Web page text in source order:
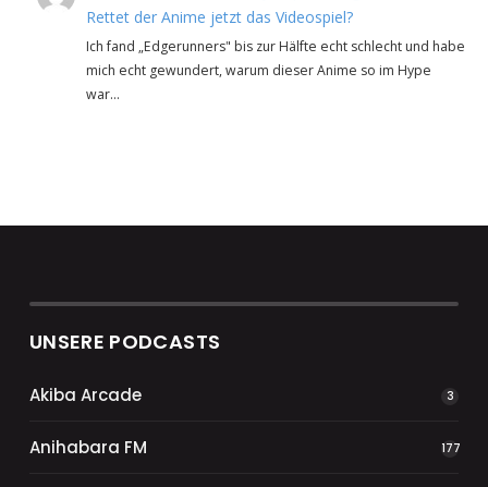
Rettet der Anime jetzt das Videospiel?
Ich fand „Edgerunners" bis zur Hälfte echt schlecht und habe
mich echt gewundert, warum dieser Anime so im Hype
war…
UNSERE PODCASTS
Akiba Arcade 3
Anihabara FM 177